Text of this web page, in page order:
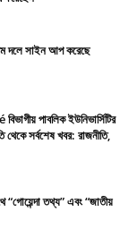
দলে সাইন আপ করেছে
পাবলিক ইউনিভার্সিটির
সর্বশেষ খবর: রাজনীতি,
তথ্য” এবং “জাতীয়